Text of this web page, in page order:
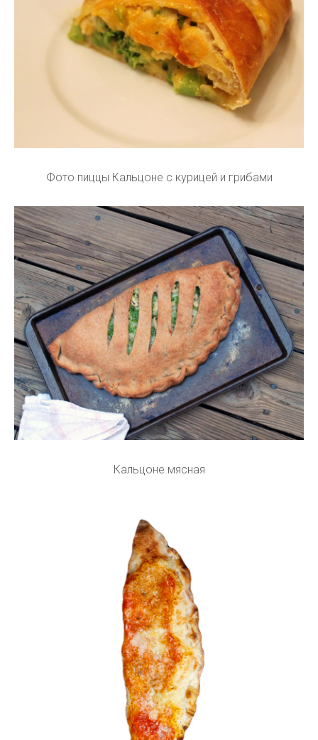
Фото пиццы Кальцоне с курицей и грибами
Кальцоне мясная